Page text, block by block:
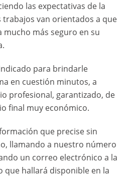
las expectativas de la
trabajos van orientados a que
mucho más seguro en su
para brindarle
en cuestión minutos, a
profesional, garantizado, de
final muy económico.
que precise sin
llamando a nuestro número
un correo electrónico a la
que hallará disponible en la